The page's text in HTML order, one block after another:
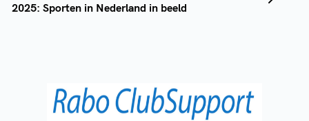
2025: Sporten in Nederland in beeld